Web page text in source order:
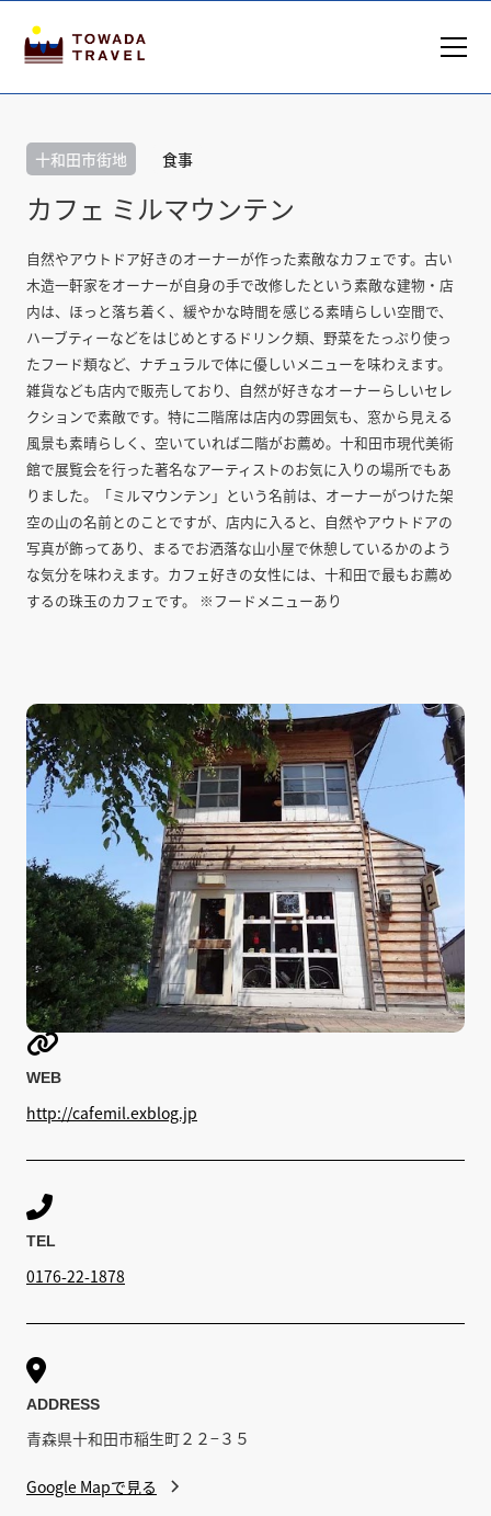
十和田市街地 食事
カフェ ミルマウンテン
自然やアウトドア好きのオーナーが作った素敵なカフェです。古い
木造一軒家をオーナーが自身の手で改修したという素敵な建物・店
内は、ほっと落ち着く、緩やかな時間を感じる素晴らしい空間で、
ハーブティーなどをはじめとするドリンク類、野菜をたっぷり使っ
たフード類など、ナチュラルで体に優しいメニューを味わえます。
雑貨なども店内で販売しており、自然が好きなオーナーらしいセレ
クションで素敵です。特に二階席は店内の雰囲気も、窓から見える
風景も素晴らしく、空いていれば二階がお薦め。十和田市現代美術
館で展覧会を行った著名なアーティストのお気に入りの場所でもあ
りました。「ミルマウンテン」という名前は、オーナーがつけた架
空の山の名前とのことですが、店内に入ると、自然やアウトドアの
写真が飾ってあり、まるでお洒落な山小屋で休憩しているかのよう
な気分を味わえます。カフェ好きの女性には、十和田で最もお薦め
するの珠玉のカフェです。 ※フードメニューあり

WEB
http://cafemil.exblog.jp

TEL
0176-22-1878

ADDRESS
青森県十和田市稲生町２２−３５
Google Mapで見る